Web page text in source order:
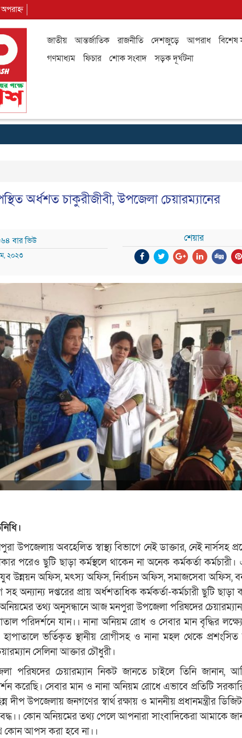
জাতীয় আন্তর্জাতিক রাজনীতি দেশজুড়ে আপরাধ বিশেষ
গণমাধ্যম
ফিচার শোক সংবাদ সড়ক দূর্ঘটনা
অর্ধশত চাকুরীজীবী, উপজেলা চেয়ারম্যানের
বার ভিউ
২০২৩
শেয়ার
উপজেলায় অবহেলিত স্বাস্থ্য বিভাগে নেই ডাক্তার, নেই নার্সসহ
ছুটি ছাড়া কর্মস্থলে থাকেন না অনেক কর্মকর্তা কর্মচারী।
উন্নয়ন অফিস, মৎস্য অফিস, নির্বাচন অফিস, সমাজসেবা অফিস,
অন্যান্য দপ্তরের প্রায় অর্ধশতাধিক কর্মকর্তা-কর্মচারী ছুটি ছাড়া
তথ্য অনুসন্ধানে আজ মনপুরা উপজেলা পরিষদের
পরিদর্শনে যান।। নানা অনিয়ম রোধ ও সেবার মান বৃদ্ধির
হাপাতালে ভর্তিকৃত স্থানীয় রোগীসহ ও নানা মহল থেকে প্রশংসিত
সেলিনা আক্তার চৌধুরী।
পরিষদের চেয়ারম্যান নিকট জানতে চাইলে তিনি জানান,
করেছি। সেবার মান ও নানা অনিয়ম রোধে এভাবে প্রতিটি
উপজেলায় জনগণের স্বার্থ রক্ষায় ও মাননীয় প্রধানমন্ত্রীর
কোন অনিয়মের তথ্য পেলে আপনারা সাংবাদিকেরা আমাকে
কোন আপস করা হবে না।।